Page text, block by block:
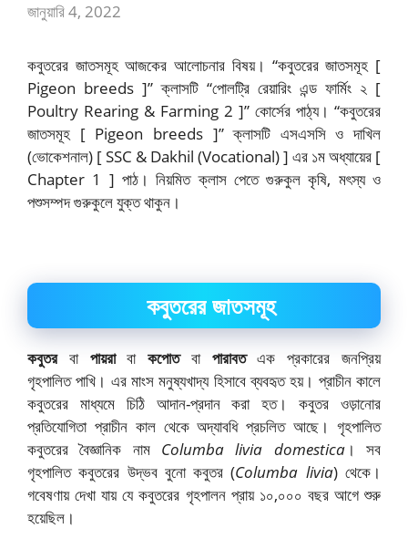
জানুয়ারি 4, 2022
কবুতরের জাতসমূহ আজকের আলোচনার বিষয়। “কবুতরের জাতসমূহ [
Pigeon breeds ]” ক্লাসটি “পোলট্রি রেয়ারিং এন্ড ফার্মিং ২ [
Poultry Rearing & Farming 2 ]” কোর্সের পাঠ্য। “কবুতরের
জাতসমূহ [ Pigeon breeds ]” ক্লাসটি এসএসসি ও দাখিল
(ভোকেশনাল) [ SSC & Dakhil (Vocational) ] এর ১ম অধ্যায়ের [
Chapter 1 ] পাঠ। নিয়মিত ক্লাস পেতে গুরুকুল কৃষি, মৎস্য ও
পশুসম্পদ গুরুকুলে যুক্ত থাকুন।
কবুতরের জাতসমূহ
কবুতরবা পায়রাবাকপোতবা পারাবতএক প্রকারের জনপ্রিয়
গৃহপালিত পাখি। এর মাংস মনুষ্যখাদ্য হিসাবে ব্যবহৃত হয়। প্রাচীন কালে
কবুতরের মাধ্যমে চিঠি আদান-প্রদান করা হত। কবুতর ওড়ানোর
প্রতিযোগিতা প্রাচীন কাল থেকে অদ্যাবধি প্রচলিত আছে। গৃহপালিত
কবুতরের বৈজ্ঞানিক নাম Columba livia domestica। সব
গৃহপালিত কবুতরের উদ্ভব বুনো কবুতর (Columba livia) থেকে।
গবেষণায় দেখা যায় যে কবুতরের গৃহপালন প্রায় ১০,০০০ বছর আগে শুরু
হয়েছিল।